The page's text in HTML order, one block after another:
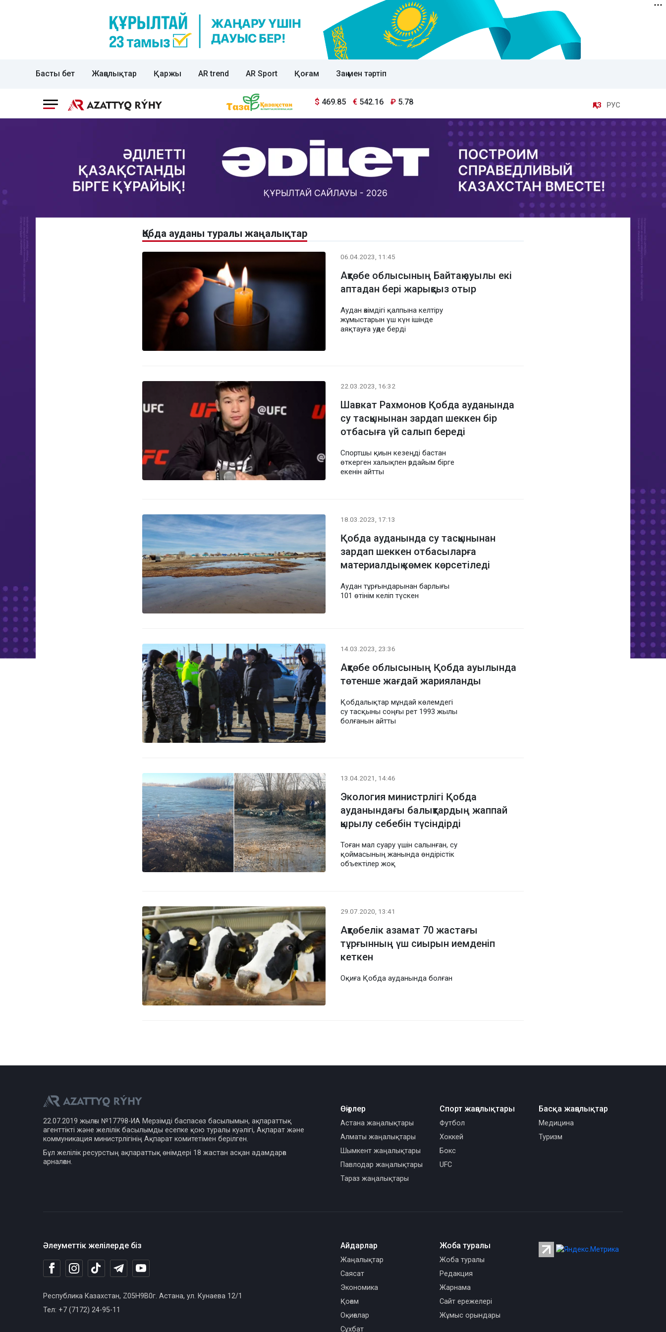
Басты бет Жаңалықтар Қаржы AR trend AR Sport Қоғам Заң мен тәртіп
$ 469.85 € 542.16 ₽ 5.78 ҚАЗ РУС
Қобда ауданы туралы жаңалықтар
06.04.2023, 11:45
Ақтөбе облысының Байтақ ауылы екі
аптадан бері жарықсыз отыр
Аудан әкімдігі қалпына келтіру
жұмыстарын үш күн ішінде
аяқтауға уәде берді
22.03.2023, 16:32
Шавкат Рахмонов Қобда ауданында
су тасқынынан зардап шеккен бір
отбасыға үй салып береді
Спортшы қиын кезеңді бастан
өткерген халықпен әрдайым бірге
екенін айтты
18.03.2023, 17:13
Қобда ауданында су тасқынынан
зардап шеккен отбасыларға
материалдық көмек көрсетіледі
Аудан тұрғындарынан барлығы
101 өтінім келіп түскен
14.03.2023, 23:36
Ақтөбе облысының Қобда ауылында
төтенше жағдай жарияланды
Қобдалықтар мұндай көлемдегі
су тасқыны соңғы рет 1993 жылы
болғанын айтты
13.04.2021, 14:46
Экология министрлігі Қобда
ауданындағы балықтардың жаппай
қырылу себебін түсіндірді
Тоған мал суару үшін салынған, су
қоймасының жанында өндірістік
объектілер жоқ
29.07.2020, 13:41
Ақтөбелік азамат 70 жастағы
тұрғынның үш сиырын иемденіп
кеткен
Оқиға Қобда ауданында болған
22.07.2019 жылғы №17798-ИА Мерзімді баспасөз басылымын, ақпараттық
агенттікті және желілік басылымды есепке қою туралы куәлігі, Ақпарат және
коммуникация министрлігінің Ақпарат комитетімен берілген.
Бұл желілік ресурстың ақпараттық өнімдері 18 жастан асқан адамдарға
арналған.
Өңірлер
Астана жаңалықтары
Алматы жаңалықтары
Шымкент жаңалықтары
Павлодар жаңалықтары
Тараз жаңалықтары
Спорт жаңалықтары
Футбол
Хоккей
Бокс
UFC
Басқа жаңалықтар
Медицина
Туризм
Әлеуметтік желілерде біз
Республика Казахстан, Z05H9B0г. Астана, ул. Кунаева 12/1
Тел: +7 (7172) 24-95-11
Айдарлар
Жаңалықтар
Саясат
Экономика
Қоғам
Оқиғалар
Сұхбат
Жоба туралы
Жоба туралы
Редакция
Жарнама
Сайт ережелері
Жұмыс орындары